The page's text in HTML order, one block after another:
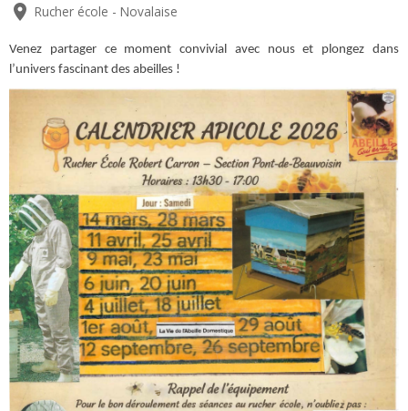
Rucher école - Novalaise
Venez partager ce moment convivial avec nous et plongez dans
l’univers fascinant des abeilles !